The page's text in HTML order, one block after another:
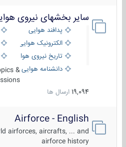
سایر بخشهای نیروی
پدافند هوایی
الکترونیک هوایی
تاریخ نیروی هوایی
دانشنامه هوایی&
19,094 ارسال ها
Airforce - English
airforces, aircrafts, ... and
airforce history